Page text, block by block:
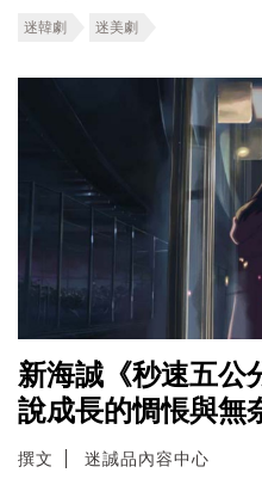
迷韓劇 迷美劇
新海誠《秒速五公
說成長的惆悵與無
撰文 迷誠品內容中心